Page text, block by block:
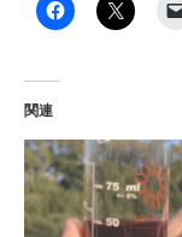
関連